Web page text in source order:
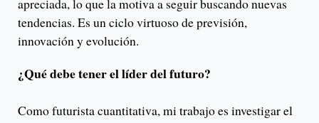
tendencias. Es un ciclo virtuoso de previsión,
innovación y evolución.
¿Qué debe tener el líder del futuro?
Como futurista cuantitativa, mi trabajo es investigar el